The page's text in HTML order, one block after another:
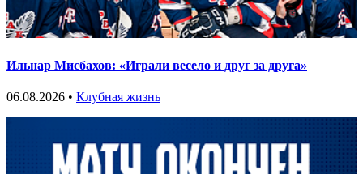
Ильнар Мисбахов: «Играли весело и друг за друга»
06.08.2026 • Клубная жизнь